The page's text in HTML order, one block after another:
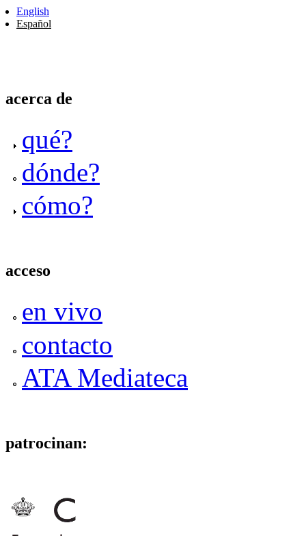
English
Español
acerca de
qué?
dónde?
cómo?
acceso
en vivo
contacto
ATA Mediateca
patrocinan: